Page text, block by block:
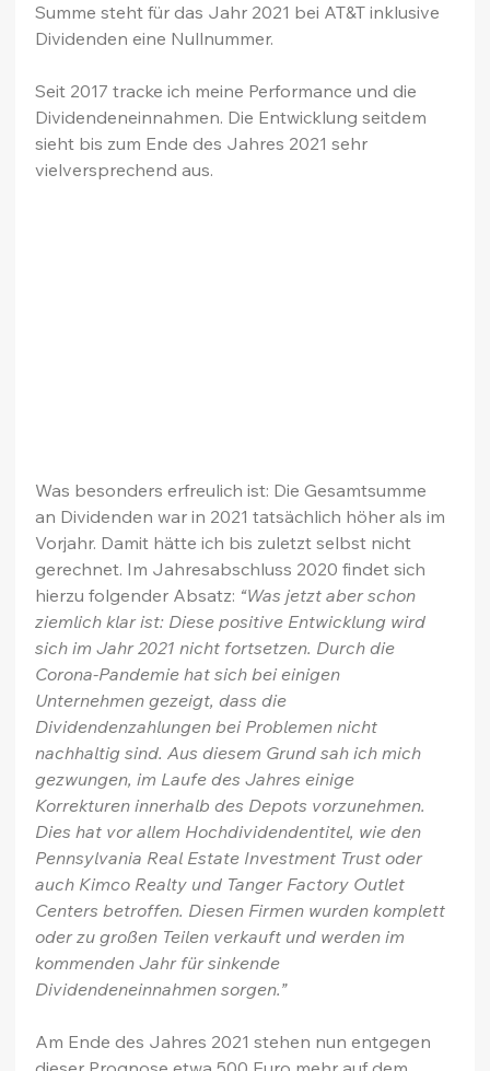
Summe steht für das Jahr 2021 bei AT&T inklusive
Dividenden eine Nullnummer.
Seit 2017 tracke ich meine Performance und die
Dividendeneinnahmen. Die Entwicklung seitdem
sieht bis zum Ende des Jahres 2021 sehr
vielversprechend aus.
Was besonders erfreulich ist: Die Gesamtsumme
an Dividenden war in 2021 tatsächlich höher als im
Vorjahr. Damit hätte ich bis zuletzt selbst nicht
gerechnet. Im Jahresabschluss 2020 findet sich
hierzu folgender Absatz: “Was jetzt aber schon
ziemlich klar ist: Diese positive Entwicklung wird
sich im Jahr 2021 nicht fortsetzen. Durch die
Corona-Pandemie hat sich bei einigen
Unternehmen gezeigt, dass die
Dividendenzahlungen bei Problemen nicht
nachhaltig sind. Aus diesem Grund sah ich mich
gezwungen, im Laufe des Jahres einige
Korrekturen innerhalb des Depots vorzunehmen.
Dies hat vor allem Hochdividendentitel, wie den
Pennsylvania Real Estate Investment Trust oder
auch Kimco Realty und Tanger Factory Outlet
Centers betroffen. Diesen Firmen wurden komplett
oder zu großen Teilen verkauft und werden im
kommenden Jahr für sinkende
Dividendeneinnahmen sorgen.”
Am Ende des Jahres 2021 stehen nun entgegen